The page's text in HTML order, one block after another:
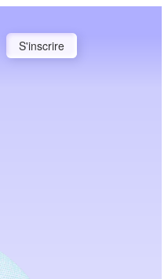
S'inscrire